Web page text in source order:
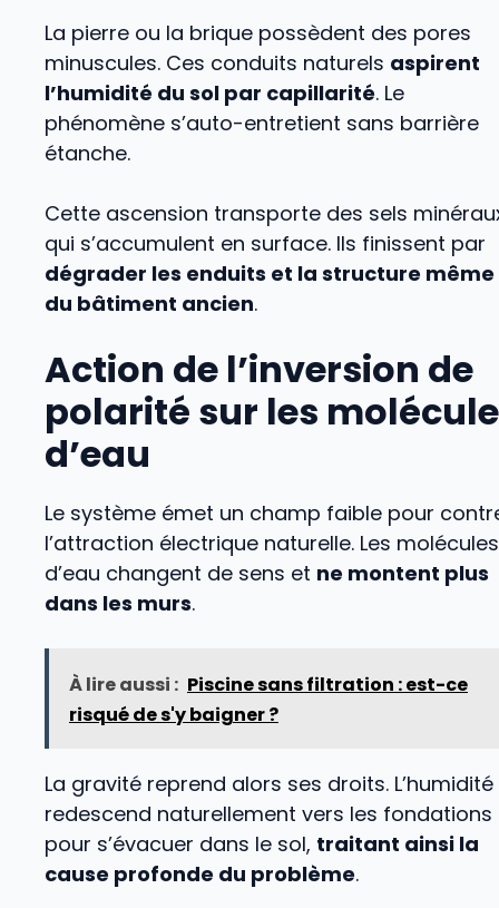
La pierre ou la brique possèdent des pores
minuscules. Ces conduits naturels aspirent
l’humidité du sol par capillarité. Le
phénomène s’auto-entretient sans barrière
étanche.
Cette ascension transporte des sels
qui s’accumulent en surface. Ils finissent par
dégrader les enduits et la structure même
du bâtiment ancien.
Action de l’inversion de
polarité sur les
d’eau
Le système émet un champ faible pour
l’attraction électrique naturelle. Les molécules
d’eau changent de sens et ne montent plus
dans les murs.
À lire aussi : Piscine sans filtration : est-ce
risqué de s'y baigner ?
La gravité reprend alors ses droits. L’humidité
redescend naturellement vers les fondations
pour s’évacuer dans le sol, traitant ainsi la
cause profonde du problème.